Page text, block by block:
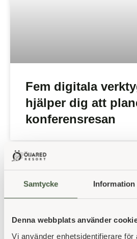
Samtycke Information
Denna webbplats använder
Vi använder enhetsidentifierare för
Fem digitala
hjälper dig att
konferensresan